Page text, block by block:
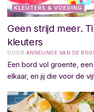
KLEUTERS & VOEDING
Geen strijd meer.
kleuters
DOOR ANNELINDE VAN DE
Een bord vol groente,
elkaar, en jij die voor de